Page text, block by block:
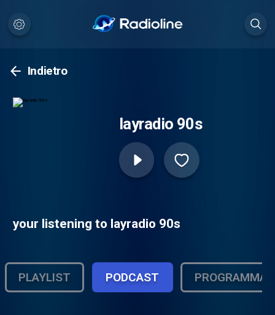
Indietro
layradio 90s
your listening to layradio 90s
PLAYLIST PODCAST PROGRAMMA